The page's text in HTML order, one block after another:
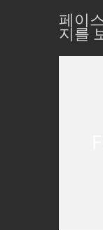
페이
지를